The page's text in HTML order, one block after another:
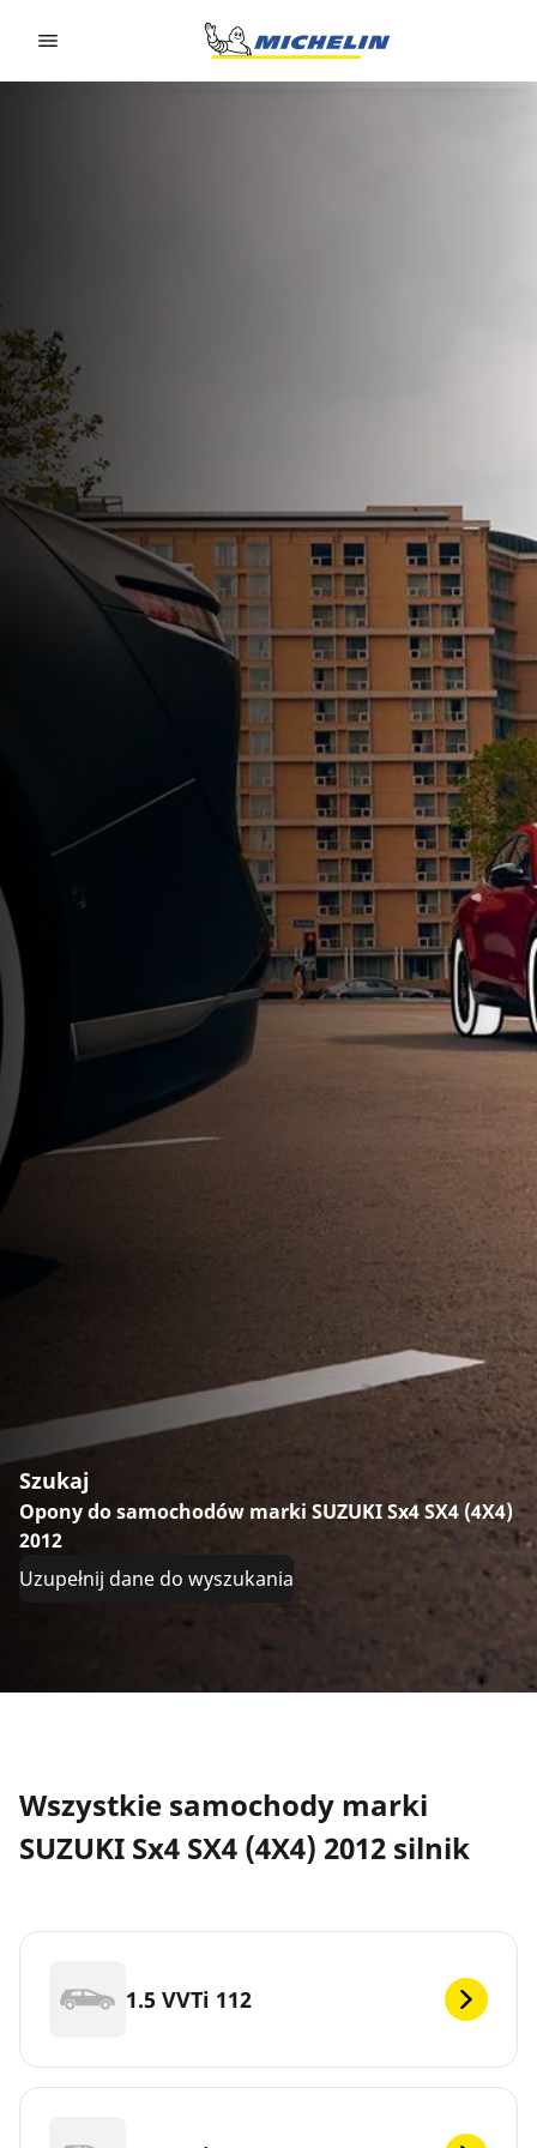
Szukaj
Opony do samochodów marki SUZUKI Sx4 SX4 (4X4)
2012
Uzupełnij dane do wyszukania
Wszystkie samochody marki
SUZUKI Sx4 SX4 (4X4) 2012 silnik
1.5 VVTi 112